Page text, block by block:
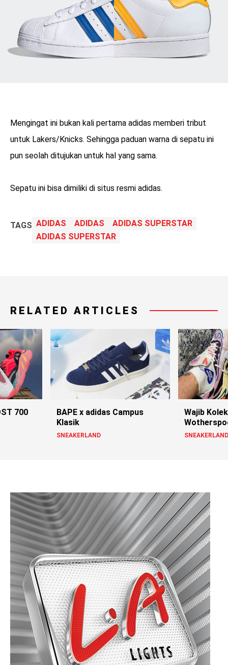
Mengingat ini bukan kali pertama adidas memberi tribut
untuk Lakers/Knicks. Sehingga paduan warna di sepatu ini
pun seolah ditujukan untuk hal yang sama.
Sepatu ini bisa dimiliki di situs resmi adidas.
TAGS ADIDAS ADIDAS
ADIDAS SUPERSTAR
ADIDAS SUPERSTAR
RELATED ARTICLES
700
BAPE x adidas Campus
Klasik
SNEAKERLAND
Wajib
SNEAKERLAND